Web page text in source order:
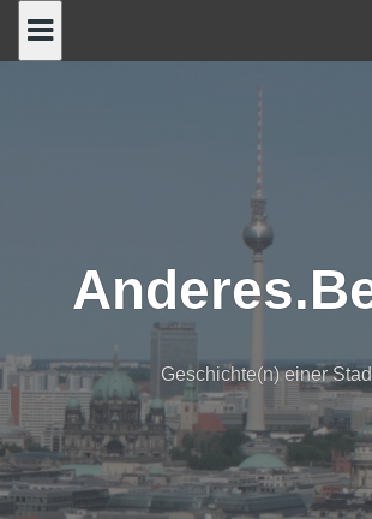
Geschichte(n) einer